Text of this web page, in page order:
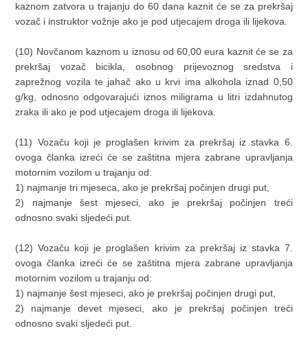
kaznom zatvora u trajanju do 60 dana kaznit će se za prekršaj
vozač i instruktor vožnje ako je pod utjecajem droga ili lijekova.
(10) Novčanom kaznom u iznosu od 60,00 eura kaznit će se za
prekršaj vozač bicikla, osobnog prijevoznog sredstva i
zaprežnog vozila te jahač ako u krvi ima alkohola iznad 0,50
g/kg, odnosno odgovarajući iznos miligrama u litri izdahnutog
zraka ili ako je pod utjecajem droga ili lijekova.
(11) Vozaču koji je proglašen krivim za prekršaj iz stavka 6.
ovoga članka izreći će se zaštitna mjera zabrane upravljanja
motornim vozilom u trajanju od:
1) najmanje tri mjeseca, ako je prekršaj počinjen drugi put,
2) najmanje šest mjeseci, ako je prekršaj počinjen treći
odnosno svaki sljedeći put.
(12) Vozaču koji je proglašen krivim za prekršaj iz stavka 7.
ovoga članka izreći će se zaštitna mjera zabrane upravljanja
motornim vozilom u trajanju od:
1) najmanje šest mjeseci, ako je prekršaj počinjen drugi put,
2) najmanje devet mjeseci, ako je prekršaj počinjen treći
odnosno svaki sljedeći put.